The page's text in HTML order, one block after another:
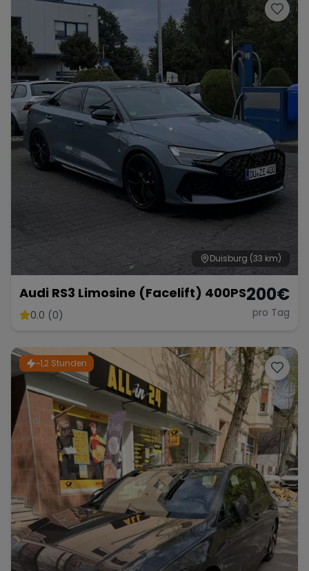
Duisburg (33 km)
Audi RS3 Limosine (Facelift) 400PS
0.0 (0)
200€
pro Tag
~1,2 Stunden